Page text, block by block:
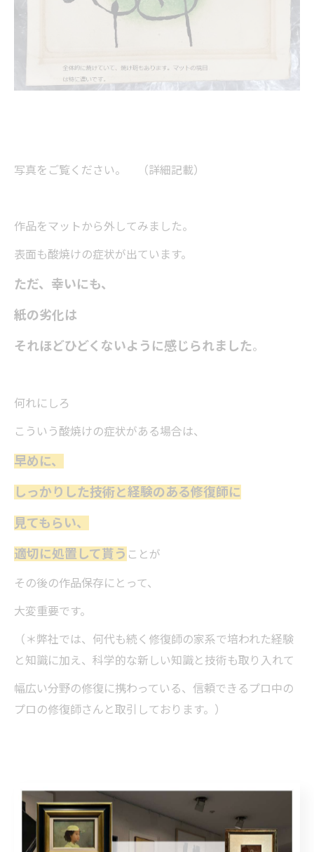
写真をご覧ください。 （詳細記載）
作品をマットから外してみました。
表面も酸焼けの症状が出ています。
ただ、幸いにも、
紙の劣化は
それほどひどくないように感じられました。
何れにしろ
こういう酸焼けの症状がある場合は、
早めに、
しっかりした技術と経験のある修復師に
見てもらい、
適切に処置して貰う ことが
その後の作品保存にとって、
大変重要です。
（＊弊社では、何代も続く修復師の家系で培われた経験
と知識に加え、科学的な新しい知識と技術も取り入れて
幅広い分野の修復に携わっている、信頼できるプロ中の
プロの修復師さんと取引しております。）